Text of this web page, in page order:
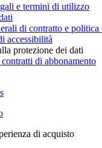
e termini di utilizzo
di contratto e politica
accessibilità
protezione dei dati
di abbonamento
di acquisto